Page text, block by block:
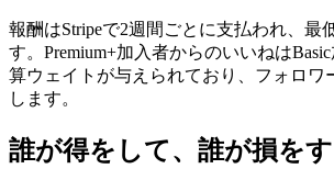
報酬はStripeで2週間ごとに支払われ、最
す。Premium+加入者からのいいねは
算ウェイトが与えられており、フォロワ
します。
誰が得をして、誰が損を